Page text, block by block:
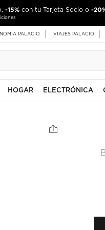
-15% con tu Tarjeta Socio o -
PALACIO VIAJES PALACIO
HOGAR ELECTRÓNICA